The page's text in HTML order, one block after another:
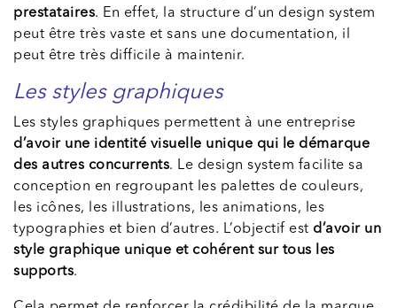
prestataires. En effet, la structure d’un design system
peut être très vaste et sans une documentation, il
peut être très difficile à maintenir.
Les styles graphiques
Les styles graphiques permettent à une entreprise
d’avoir une identité visuelle unique qui le démarque
des autres concurrents. Le design system facilite sa
conception en regroupant les palettes de couleurs,
les icônes, les illustrations, les animations, les
typographies et bien d’autres. L’objectif est d’avoir un
style graphique unique et cohérent sur tous les
supports.